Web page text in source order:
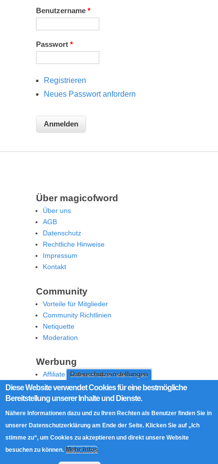
Datenschutzeinstellungen
Diese Website verwendet Cookies für eine bestmögliche
Bereitstellung unserer Inhalte und Dienste.
Nähere Informationen dazu und zu Ihren Rechten als Benutzer finden Sie in
unserer Datenschutzerklärung am Ende der Seite. Klicken Sie auf „Ich
stimme zu“, um Cookies zu akzeptieren und direkt unsere Website
besuchen zu können. Mehr Infos
Benutzername *
Passwort *
Registrieren
Neues Passwort anfordern
Über magicofword
Über uns
AGB
Datenschutz
Rechtliche Hinweise
Impressum
Kontakt
Community
Vorteile für Mitglieder
Community Richtlinien
Netiquette
Moderation
Werbung
Affiliate Offenlegung
Werben Sie auf MoW
Social Media
RSS Feed
Facebook